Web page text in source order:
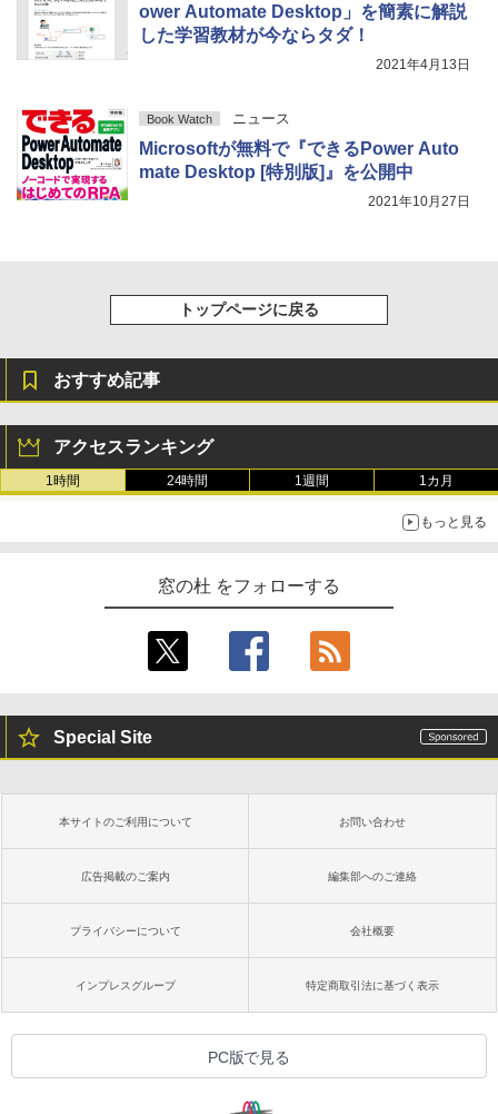
ower Automate Desktop」を簡素に解説
した学習教材が今ならタダ！
2021年4月13日
Book Watch ニュース
Microsoftが無料で『できるPower Auto
mate Desktop [特別版]』を公開中
2021年10月27日
トップページに戻る
おすすめ記事
アクセスランキング
1時間 24時間 1週間 1カ月
もっと見る
窓の杜 をフォローする
Special Site
本サイトのご利用について お問い合わせ
広告掲載のご案内 編集部へのご連絡
プライバシーについて 会社概要
インプレスグループ 特定商取引法に基づく表示
PC版で見る